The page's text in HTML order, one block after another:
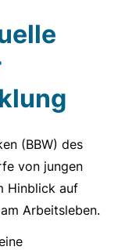
(BBW) des
von jungen
Hinblick auf
Arbeitsleben.